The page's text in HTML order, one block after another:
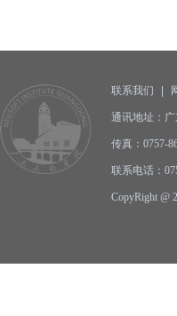
联系我们 |
通讯地址：
传真：0757-
联系电话：
CopyRight @